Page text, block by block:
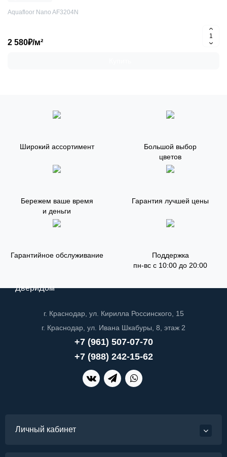
Aquafloor Nano AF3204N
2 580₽/м²
Широкий ассортимент
Большой выбор
цветов
Бережем ваше время
и деньги
Гарантия лучшей цены
Гарантийное обслуживание
Поддержка
пн-вс с 10:00 до 20:00
ДвериДом
г. Краснодар, ул. Кирилла Россинского, 15
г. Краснодар, ул. Ивана Шкабуры, 8, этаж 2
+7 (961) 507-07-70
+7 (988) 242-15-62
Личный кабинет